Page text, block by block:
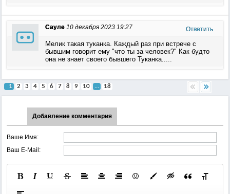
Сауле 10 декабря 2023 19:27 Ответить
Мелик такая туканка. Каждый раз при встрече с
бывшим говорит ему "что ты за человек?" Как будто
она не знает своего бывшего Туканка.....
1 2 3 4 5 6 7 8 9 10 ... 18
Добавление комментария
Ваше Имя:
Ваш E-Mail: